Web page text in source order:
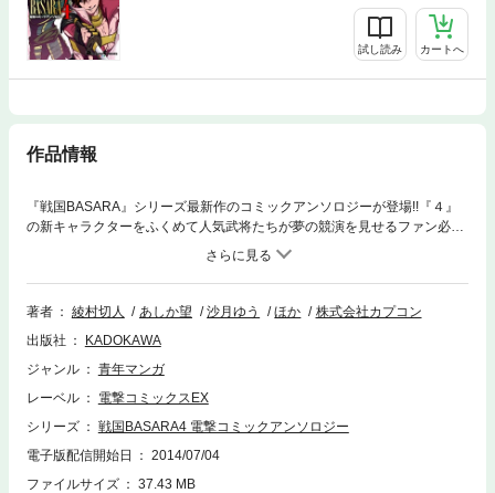
試し読み カートへ
作品情報
『戦国BASARA』シリーズ最新作のコミックアンソロジーが登場!!『４』
の新キャラクターをふくめて人気武将たちが夢の競演を見せるファン必携
著者 綾村切人 あしか望 沙月ゆう ほか
株式会社カプコン
出版社
KADOKAWA
ジャンル
青年マンガ
レーベル
電撃コミックスEX
シリーズ
戦国BASARA4 電撃コミックアンソロジー
電子版配信開始日
2014/07/04
ファイルサイズ
37.43 MB